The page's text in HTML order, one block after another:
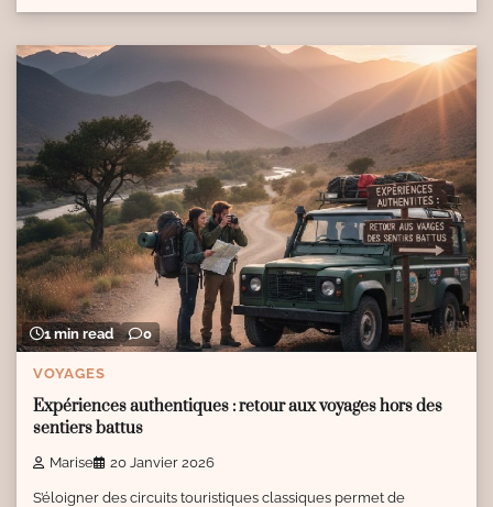
1 min read 0
VOYAGES
Expériences authentiques : retour aux voyages hors des
sentiers battus
Marise 20 Janvier 2026
S’éloigner des circuits touristiques classiques permet de